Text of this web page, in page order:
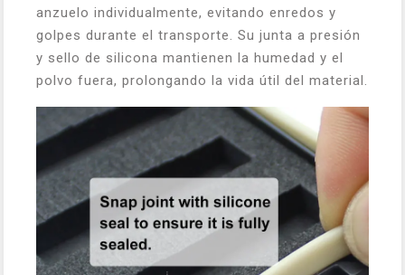
anzuelo individualmente, evitando enredos y
golpes durante el transporte. Su junta a presión
y sello de silicona mantienen la humedad y el
polvo fuera, prolongando la vida útil del material.